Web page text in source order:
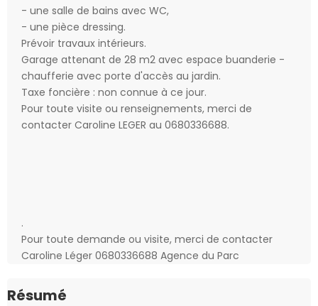
- une salle de bains avec WC,
- une pièce dressing.
Prévoir travaux intérieurs.
Garage attenant de 28 m2 avec espace buanderie -
chaufferie avec porte d'accès au jardin.
Taxe foncière : non connue à ce jour.
Pour toute visite ou renseignements, merci de
contacter Caroline LEGER au 0680336688.
.
Pour toute demande ou visite, merci de contacter
Caroline Léger 0680336688 Agence du Parc
Résumé